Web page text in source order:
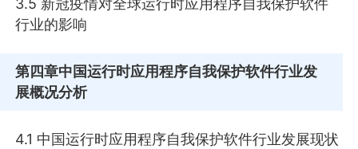
行业的影响
第四章中国运行时应用程序自我保护软件行业发
展概况分析
4.1 中国运行时应用程序自我保护软件行业发展现状